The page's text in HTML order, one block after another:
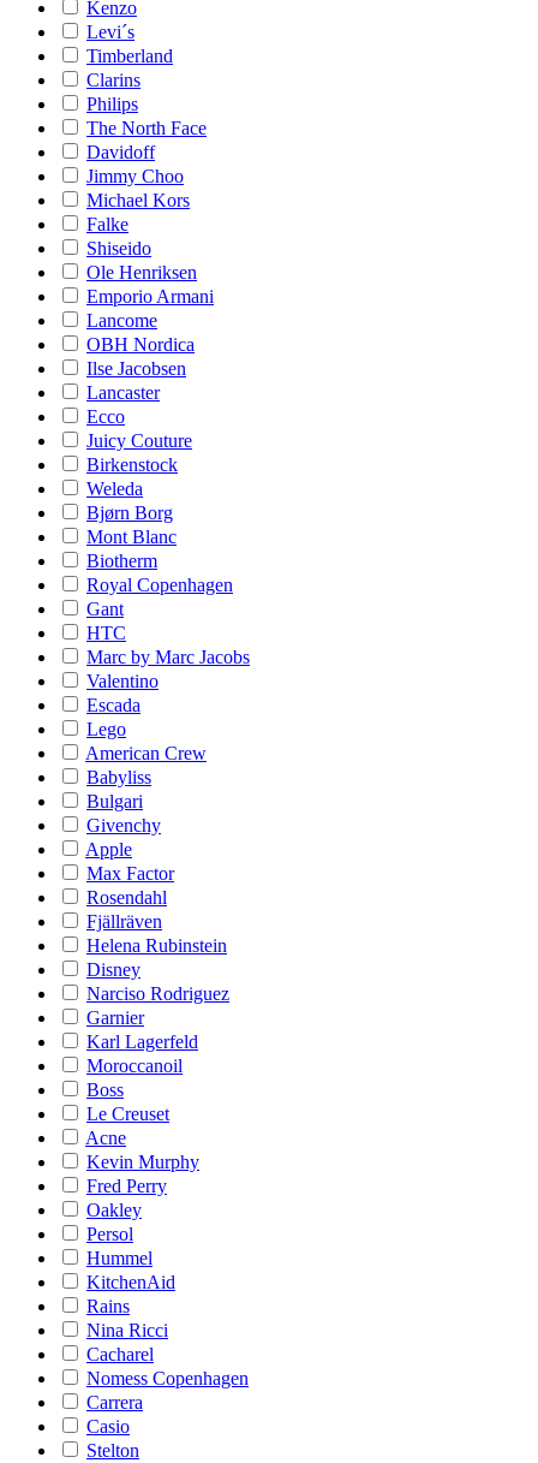
Kenzo
Levi´s
Timberland
Clarins
Philips
The North Face
Davidoff
Jimmy Choo
Michael Kors
Falke
Shiseido
Ole Henriksen
Emporio Armani
Lancome
OBH Nordica
Ilse Jacobsen
Lancaster
Ecco
Juicy Couture
Birkenstock
Weleda
Bjørn Borg
Mont Blanc
Biotherm
Royal Copenhagen
Gant
HTC
Marc by Marc Jacobs
Valentino
Escada
Lego
American Crew
Babyliss
Bulgari
Givenchy
Apple
Max Factor
Rosendahl
Fjällräven
Helena Rubinstein
Disney
Narciso Rodriguez
Garnier
Karl Lagerfeld
Moroccanoil
Boss
Le Creuset
Acne
Kevin Murphy
Fred Perry
Oakley
Persol
Hummel
KitchenAid
Rains
Nina Ricci
Cacharel
Nomess Copenhagen
Carrera
Casio
Stelton